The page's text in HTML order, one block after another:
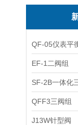
QF-05仪表平
EF-1二阀组
SF-2B一体化
QFF3三阀组
J13W针型阀